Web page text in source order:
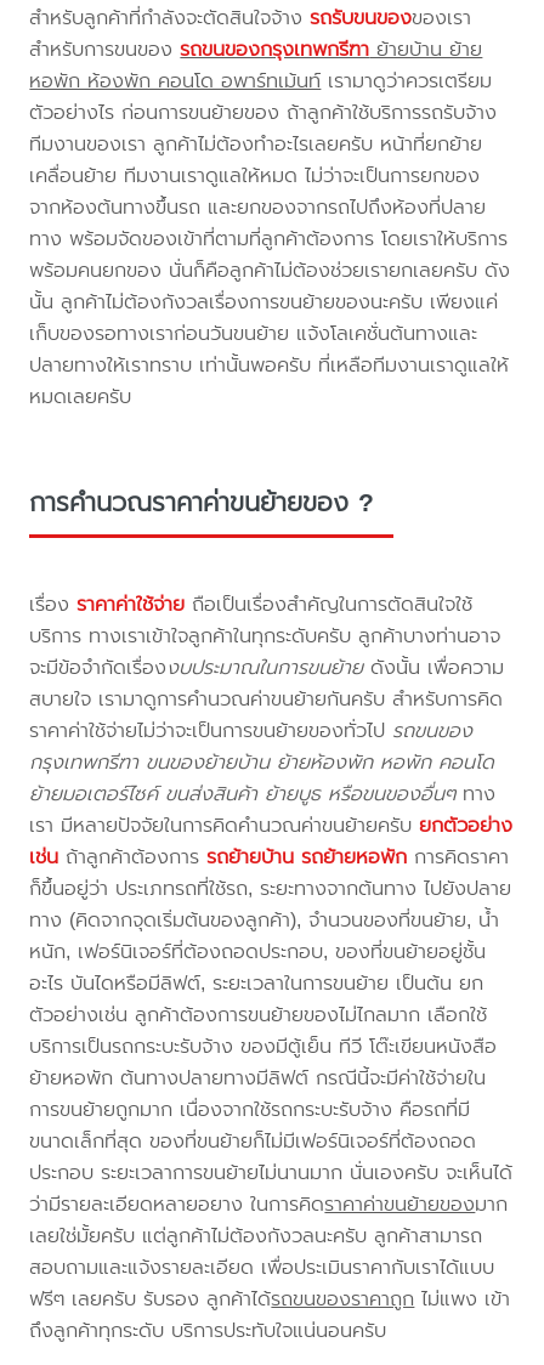
สำหรับลูกค้าที่กำลังจะตัดสินใจจ้างรถรับขนของของเรา
สำหรับการขนของรถขนของกรุงเทพกรีฑาย้ายบ้าน ย้าย
หอพัก ห้องพัก คอนโด อพาร์ทเม้นท์เรามาดูว่าควรเตรียม
ตัวอย่างไร ก่อนการขนย้ายของ ถ้าลูกค้าใช้บริการรถรับจ้าง
ทีมงานของเรา ลูกค้าไม่ต้องทำอะไรเลยครับ หน้าที่ยกย้าย
เคลื่อนย้าย ทีมงานเราดูแลให้หมด ไม่ว่าจะเป็นการยกของ
จากห้องต้นทางขึ้นรถ และยกของจากรถไปถึงห้องที่ปลาย
ทาง พร้อมจัดของเข้าที่ตามที่ลูกค้าต้องการ โดยเราให้บริการ
พร้อมคนยกของ นั่นก็คือลูกค้าไม่ต้องช่วยเรายกเลยครับ ดัง
นั้น ลูกค้าไม่ต้องกังวลเรื่องการขนย้ายของนะครับ เพียงแค่
เก็บของรอทางเราก่อนวันขนย้าย แจ้งโลเคชั่นต้นทางและ
ปลายทางให้เราทราบ เท่านั้นพอครับ ที่เหลือทีมงานเราดูแลให้
หมดเลยครับ
การคำนวณราคาค่าขนย้ายของ ?
เรื่องราคาค่าใช้จ่าย ถือเป็นเรื่องสำคัญในการตัดสินใจใช้
บริการ ทางเราเข้าใจลูกค้าในทุกระดับครับ ลูกค้าบางท่านอาจ
จะมีข้อจำกัดเรื่องงบประมาณในการขนย้ายดังนั้น เพื่อความ
สบายใจ เรามาดูการคำนวณค่าขนย้ายกันครับ สำหรับการคิด
ราคาค่าใช้จ่ายไม่ว่าจะเป็นการขนย้ายของทั่วไป รถขนของ
กรุงเทพกรีฑา ขนของย้ายบ้าน ย้ายห้องพัก หอพัก คอนโด
ย้ายมอเตอร์ไซค์ ขนส่งสินค้า ย้ายบูธ หรือขนของอื่นๆทาง
เรา มีหลายปัจจัยในการคิดคำนวณค่าขนย้ายครับยกตัวอย่าง
เช่น ถ้าลูกค้าต้องการรถย้ายบ้าน รถย้ายหอพัก การคิดราคา
ก็ขึ้นอยู่ว่า ประเภทรถที่ใช้รถ, ระยะทางจากต้นทาง ไปยังปลาย
ทาง (คิดจากจุดเริ่มต้นของลูกค้า), จำนวนของที่ขนย้าย, น้ำ
หนัก, เฟอร์นิเจอร์ที่ต้องถอดประกอบ, ของที่ขนย้ายอยู่ชั้น
อะไร บันไดหรือมีลิฟต์, ระยะเวลาในการขนย้าย เป็นต้น ยก
ตัวอย่างเช่น ลูกค้าต้องการขนย้ายของไม่ไกลมาก เลือกใช้
บริการเป็นรถกระบะรับจ้าง ของมีตู้เย็น ทีวี โต๊ะเขียนหนังสือ
ย้ายหอพัก ต้นทางปลายทางมีลิฟต์ กรณีนี้จะมีค่าใช้จ่ายใน
การขนย้ายถูกมาก เนื่องจากใช้รถกระบะรับจ้าง คือรถที่มี
ขนาดเล็กที่สุด ของที่ขนย้ายก็ไม่มีเฟอร์นิเจอร์ที่ต้องถอด
ประกอบ ระยะเวลาการขนย้ายไม่นานมาก นั่นเองครับ จะเห็นได้
ว่ามีรายละเอียดหลายอยาง ในการคิดราคาค่าขนย้ายของมาก
เลยใช่มั้ยครับ แต่ลูกค้าไม่ต้องกังวลนะครับ ลูกค้าสามารถ
สอบถามและแจ้งรายละเอียด เพื่อประเมินราคากับเราได้แบบ
ฟรีๆ เลยครับ รับรอง ลูกค้าได้รถขนของราคาถูกไม่แพง เข้า
ถึงลูกค้าทุกระดับ บริการประทับใจแน่นอนครับ